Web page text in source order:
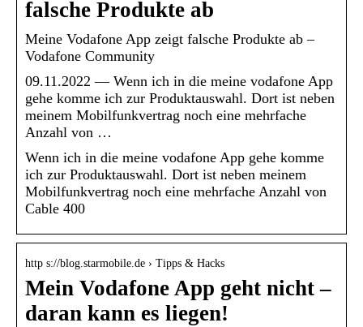
falsche Produkte ab
Meine Vodafone App zeigt falsche Produkte ab –
Vodafone Community
09.11.2022 — Wenn ich in die meine vodafone App
gehe komme ich zur Produktauswahl. Dort ist neben
meinem Mobilfunkvertrag noch eine mehrfache
Anzahl von …
Wenn ich in die meine vodafone App gehe komme
ich zur Produktauswahl. Dort ist neben meinem
Mobilfunkvertrag noch eine mehrfache Anzahl von
Cable 400
http s://blog.starmobile.de › Tipps & Hacks
Mein Vodafone App geht nicht –
daran kann es liegen!